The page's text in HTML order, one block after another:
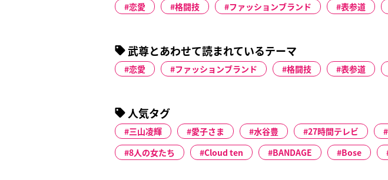
恋愛 格闘技 ファッションブランド 表参道
武尊とあわせて読まれているテーマ
恋愛 ファッションブランド 格闘技 表参道
人気タグ
三山凌輝 愛子さま 水谷豊 27時間テレビ
8人の女たち
Cloud ten BANDAGE Bose